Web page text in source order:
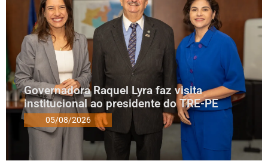
Governadora Raquel Lyra faz visita
institucional ao presidente do TRE-PE
05/08/2026